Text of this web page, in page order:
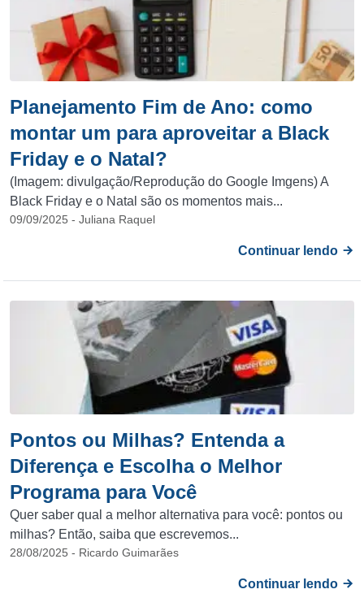
Planejamento Fim de Ano: como
montar um para aproveitar a Black
Friday e o Natal?
(Imagem: divulgação/Reprodução do Google Imgens) A
Black Friday e o Natal são os momentos mais...
09/09/2025 - Juliana Raquel
Continuar lendo
Pontos ou Milhas? Entenda a
Diferença e Escolha o Melhor
Programa para Você
Quer saber qual a melhor alternativa para você: pontos ou
milhas? Então, saiba que escrevemos...
28/08/2025 - Ricardo Guimarães
Continuar lendo